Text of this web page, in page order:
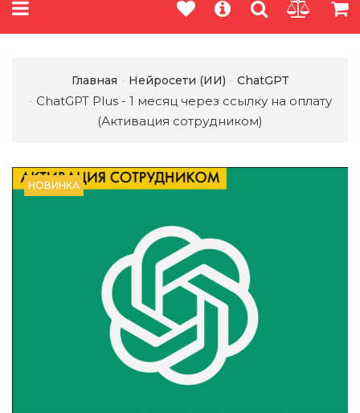
Главная Нейросети (ИИ) ChatGPT
ChatGPT Plus - 1 месяц через ссылку на оплату
(Активация сотрудником)
НОВИНКА